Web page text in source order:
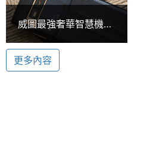
Hasselblad 哈蘇認證相機鏡頭
Vertu Signature Touch 黑色
哈蘇認證相機鏡頭，後置式自
ROM儲
存空間
電池容
量
威圖最強奢華智慧機
Vertu Signature
Touch動手玩
更多內容